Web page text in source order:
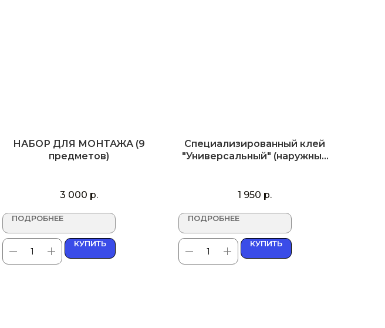
НАБОР ДЛЯ МОНТАЖА (9
предметов)
3 000 р.
ПОДРОБНЕЕ
КУПИТЬ
Специализированный клей
"Универсальный" (наружные
1 950 р.
ПОДРОБНЕЕ
КУПИТЬ